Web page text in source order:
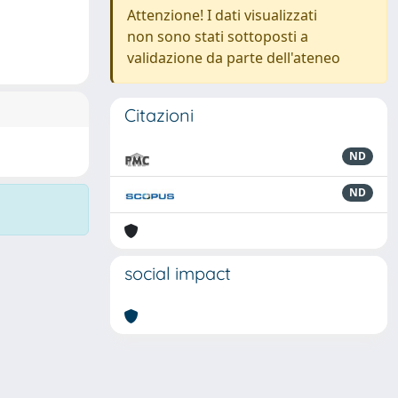
Attenzione! I dati visualizzati
non sono stati sottoposti a
validazione da parte dell'ateneo
Citazioni
ND
ND
social impact